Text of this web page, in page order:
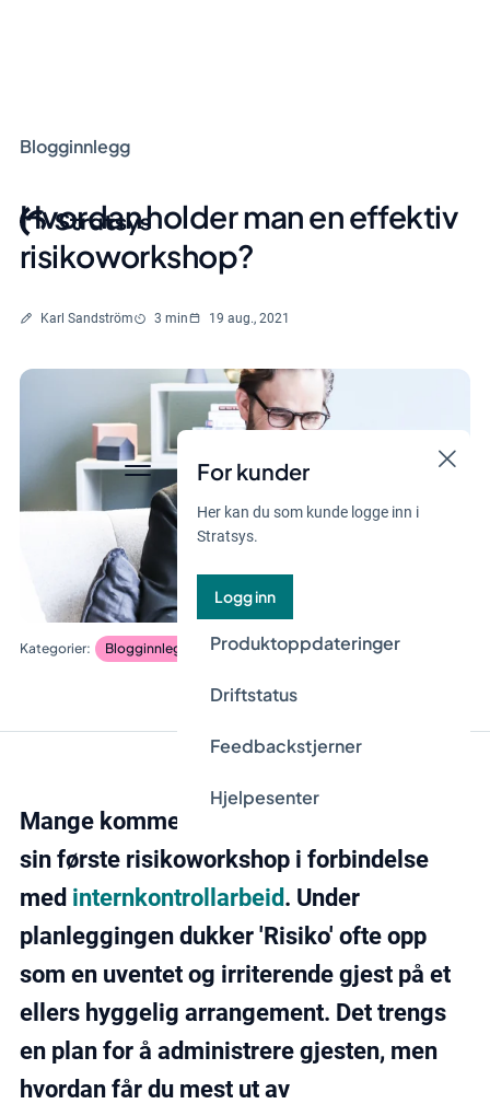
For kunder
Her kan du som kunde logge inn i
Stratsys.
Logg inn
Produktoppdateringer
Driftstatus
Feedbackstjerner
Hjelpesenter
Blogginnlegg
Hvordan holder man en effektiv
risikoworkshop?
Skrevet av
Karl Sandström Lesetid
3 min 19 aug., 2021
Blogginnlegg internkontroll Risiko og kontroll
Mange kommer vanligvis i kontakt med
sin første risikoworkshop i forbindelse
med internkontrollarbeid . Under
planleggingen dukker 'Risiko' ofte opp
som en uventet og irriterende gjest på et
ellers hyggelig arrangement. Det trengs
en plan for å administrere gjesten, men
hvordan får du mest ut av